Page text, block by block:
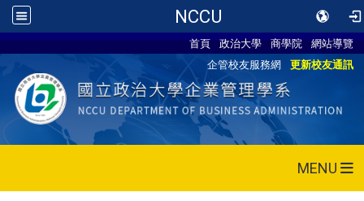
NCCU
首頁 政治大學 商學院
網站導覽
企管校友服務網
更新校友通訊
MENU